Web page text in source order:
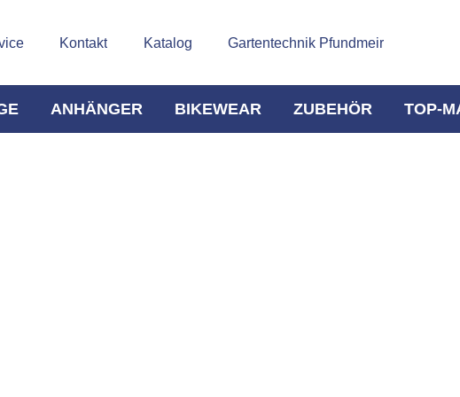
Kontakt Katalog Gartentechnik Pfundmeir
ANHÄNGER BIKEWEAR ZUBEHÖR TOP-